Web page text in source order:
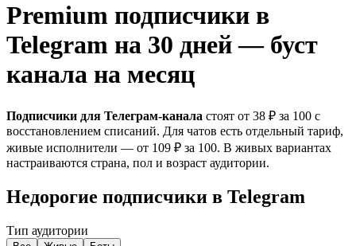
Premium подписчики в
Telegram на 30 дней — буст
канала на месяц
Подписчики для Телеграм-канала стоят от 38 ₽ за 100 с
восстановлением списаний. Для чатов есть отдельный тариф,
живые исполнители — от 109 ₽ за 100. В живых вариантах
настраиваются страна, пол и возраст аудитории.
Недорогие подписчики в Telegram
Тип аудитории